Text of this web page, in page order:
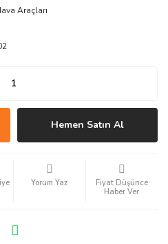
Araçları
Hemen Satın Al
Yorum Yaz
Fiyat Düşünce
Haber Ver